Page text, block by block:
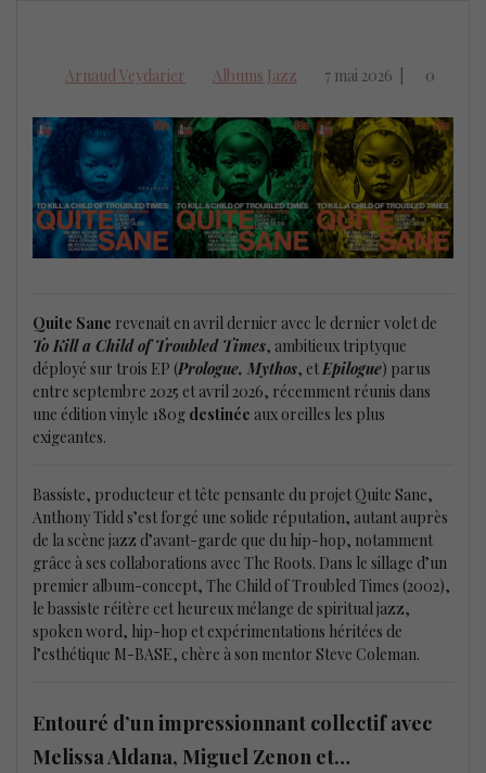
Arnaud Veydarier Albums Jazz 7 mai 2026 0
Quite Sane revenait en avril dernier avec le dernier volet de
To Kill a Child of Troubled Times, ambitieux triptyque
déployé sur trois EP (Prologue, Mythos, etEpilogue) parus
entre septembre 2025 et avril 2026, récemment réunis dans
une édition vinyle 180g destinée aux oreilles les plus
exigeantes.
Bassiste, producteur et tête pensante du projet Quite Sane,
Anthony Tidd s’est forgé une solide réputation, autant auprès
de la scène jazz d’avant-garde que du hip-hop, notamment
grâce à ses collaborations avec The Roots. Dans le sillage d’un
premier album-concept, The Child of Troubled Times (2002),
le bassiste réitère cet heureux mélange de spiritual jazz,
spoken word, hip-hop et expérimentations héritées de
l’esthétique M-BASE, chère à son mentor Steve Coleman.
Entouré d’un impressionnant collectif avec
Melissa Aldana, Miguel Zenon et…